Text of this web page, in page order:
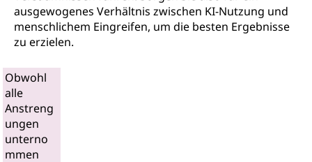
ausgewogenes Verhältnis zwischen KI-Nutzung und
menschlichem Eingreifen, um die besten Ergebnisse
zu erzielen.
Obwohl
alle
Anstreng
ungen
unterno
mmen